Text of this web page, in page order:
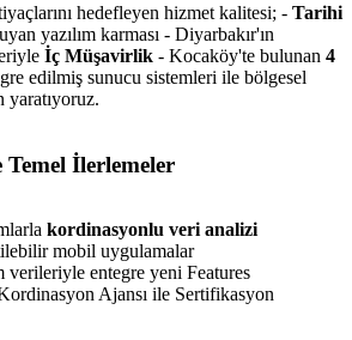
English
hedefleyen hizmet kalitesi; - Tarihi
uyan yazılım karması - Diyarbakır'ın
İç Müşavirlik - Kocaköy'te bulunan 4
edilmiş sunucu sistemleri ile bölgesel
İlerlemeler
kordinasyonlu veri analizi
mobil uygulamalar
verileriyle entegre yeni Features
Ajansı ile Sertifikasyon